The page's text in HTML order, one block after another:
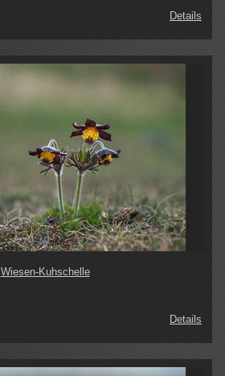
Details
Wiesen-Kuhschelle
Details